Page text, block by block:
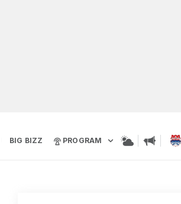
BIG BIZZ PROGRAM